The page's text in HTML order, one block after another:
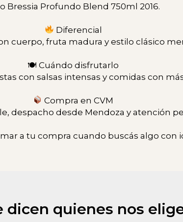
Bressia Profundo Blend 750ml 2016.
Diferencial
cuerpo, fruta madura y estilo clásico
🍽 Cuándo disfrutarlo
con salsas intensas y comidas con
Compra en CVM
despacho desde Mendoza y atención
a tu compra cuando buscás algo con
dicen quienes nos